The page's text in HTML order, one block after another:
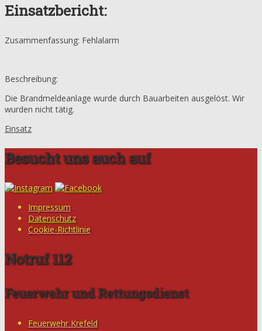
Einsatzbericht:
Zusammenfassung: Fehlalarm
Beschreibung:
Die Brandmeldeanlage wurde durch Bauarbeiten ausgelöst. Wir
wurden nicht tätig.
Einsatz
Besucht uns auch auf
Impressum
Datenschutz
Cookie-Richtlinie
Notruf 112
Feuerwehr und Rettungsdienst
Feuerwehr Krefeld